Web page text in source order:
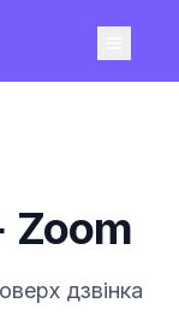
Zoom
дзвінка